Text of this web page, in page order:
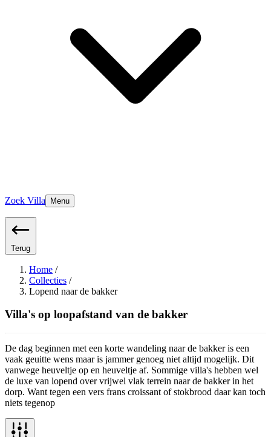
Zoek Villa Menu
Terug
Home /
Collecties /
Lopend naar de bakker
Villa's op loopafstand van de bakker
De dag beginnen met een korte wandeling naar de bakker is een
vaak geuitte wens maar is jammer genoeg niet altijd mogelijk. Dit
vanwege heuveltje op en heuveltje af. Sommige villa's hebben wel
de luxe van lopend over vrijwel vlak terrein naar de bakker in het
dorp. Want tegen een vers frans croissant of stokbrood daar kan toch
niets tegenop